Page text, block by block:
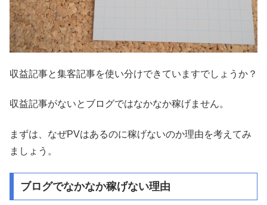
収益記事と集客記事を使い分けできていますでしょうか？
収益記事がないとブログではなかなか稼げません。
まずは、なぜPVはあるのに稼げないのか理由を考えてみ
ましょう。
ブログでなかなか稼げない理由